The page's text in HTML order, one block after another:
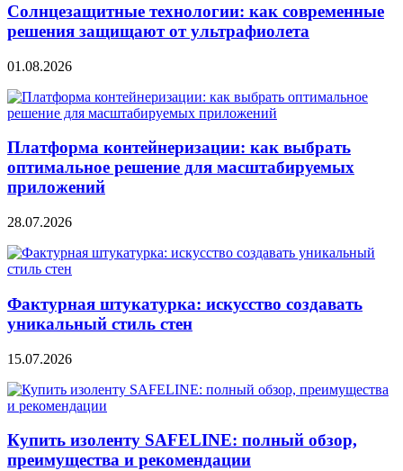
Солнцезащитные технологии: как современные
решения защищают от ультрафиолета
01.08.2026
Платформа контейнеризации: как выбрать
оптимальное решение для масштабируемых
приложений
28.07.2026
Фактурная штукатурка: искусство создавать
уникальный стиль стен
15.07.2026
Купить изоленту SAFELINE: полный обзор,
преимущества и рекомендации